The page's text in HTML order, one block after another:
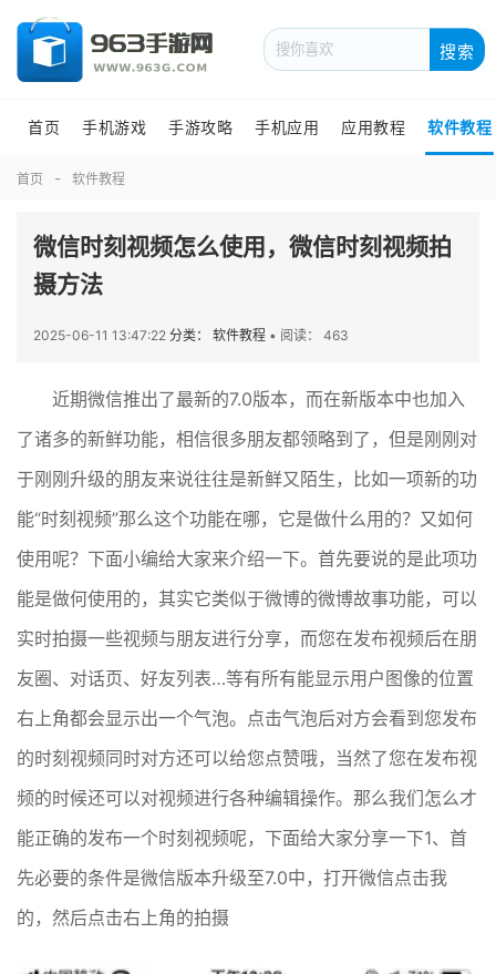
搜索
首页 手机游戏 手游攻略 手机应用 应用教程 软件教程
首页 软件教程
微信时刻视频怎么使用，微信时刻视频拍
摄方法
2025-06-11 13:47:22 分类： 软件教程 • 阅读： 463
近期微信推出了最新的7.0版本，而在新版本中也加入
了诸多的新鲜功能，相信很多朋友都领略到了，但是刚刚对
于刚刚升级的朋友来说往往是新鲜又陌生，比如一项新的功
能“时刻视频”那么这个功能在哪，它是做什么用的？又如何
使用呢？下面小编给大家来介绍一下。首先要说的是此项功
能是做何使用的，其实它类似于微博的微博故事功能，可以
实时拍摄一些视频与朋友进行分享，而您在发布视频后在朋
友圈、对话页、好友列表…等有所有能显示用户图像的位置
右上角都会显示出一个气泡。点击气泡后对方会看到您发布
的时刻视频同时对方还可以给您点赞哦，当然了您在发布视
频的时候还可以对视频进行各种编辑操作。那么我们怎么才
能正确的发布一个时刻视频呢，下面给大家分享一下1、首
先必要的条件是微信版本升级至7.0中，打开微信点击我
的，然后点击右上角的拍摄